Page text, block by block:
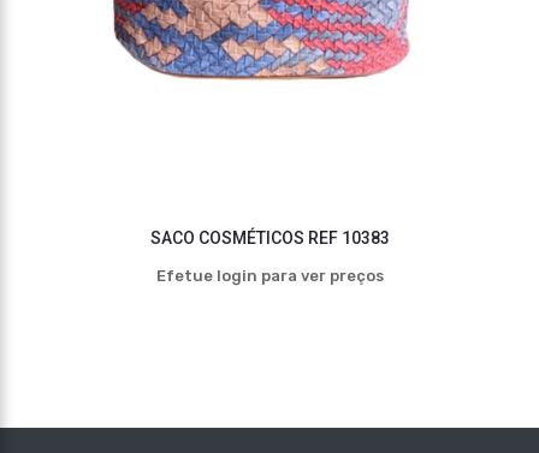
SACO COSMÉTICOS REF 10383
Efetue login para ver preços